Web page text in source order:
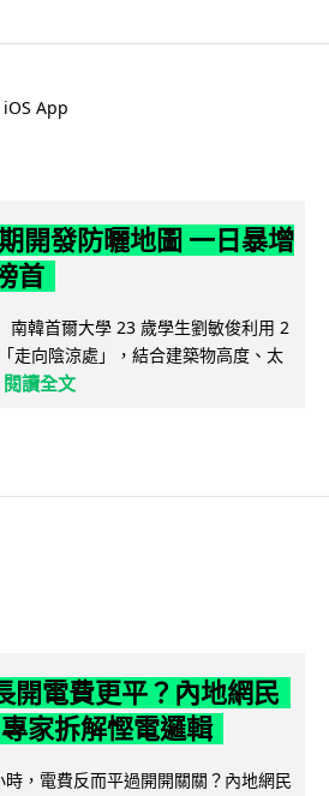
iOS App
開發防曬地圖 一日暴增
首
南韓首爾大學 23 歲學生劉敏俊利用 2
走向陰涼處」，結合建築物高度、太
閱讀全文
開電費更平？內地網民
家拆解慳電邏輯
，電費反而平過開開關關？內地網民